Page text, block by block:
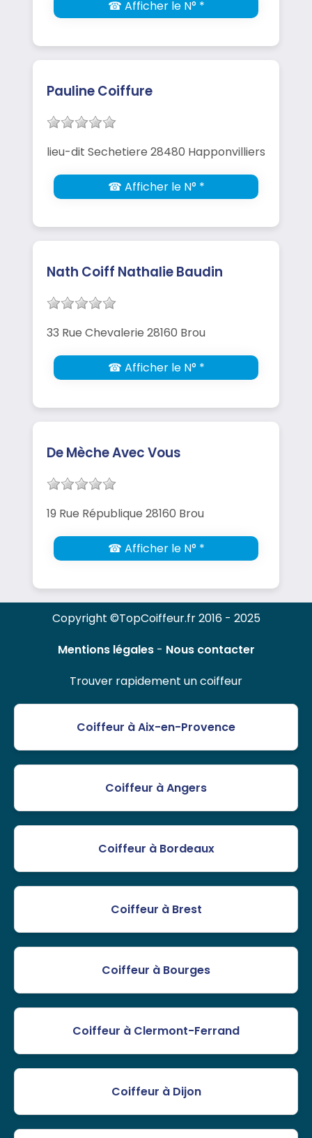
☎ Afficher le N° *
Pauline Coiffure
lieu-dit Sechetiere 28480 Happonvilliers
☎ Afficher le N° *
Nath Coiff Nathalie Baudin
33 Rue Chevalerie 28160 Brou
☎ Afficher le N° *
De Mèche Avec Vous
19 Rue République 28160 Brou
☎ Afficher le N° *
Copyright ©TopCoiffeur.fr 2016 - 2025
Mentions légales- Nous contacter
Trouver rapidement un coiffeur
Coiffeur à Aix-en-Provence
Coiffeur à Angers
Coiffeur à Bordeaux
Coiffeur à Brest
Coiffeur à Bourges
Coiffeur à Clermont-Ferrand
Coiffeur à Dijon